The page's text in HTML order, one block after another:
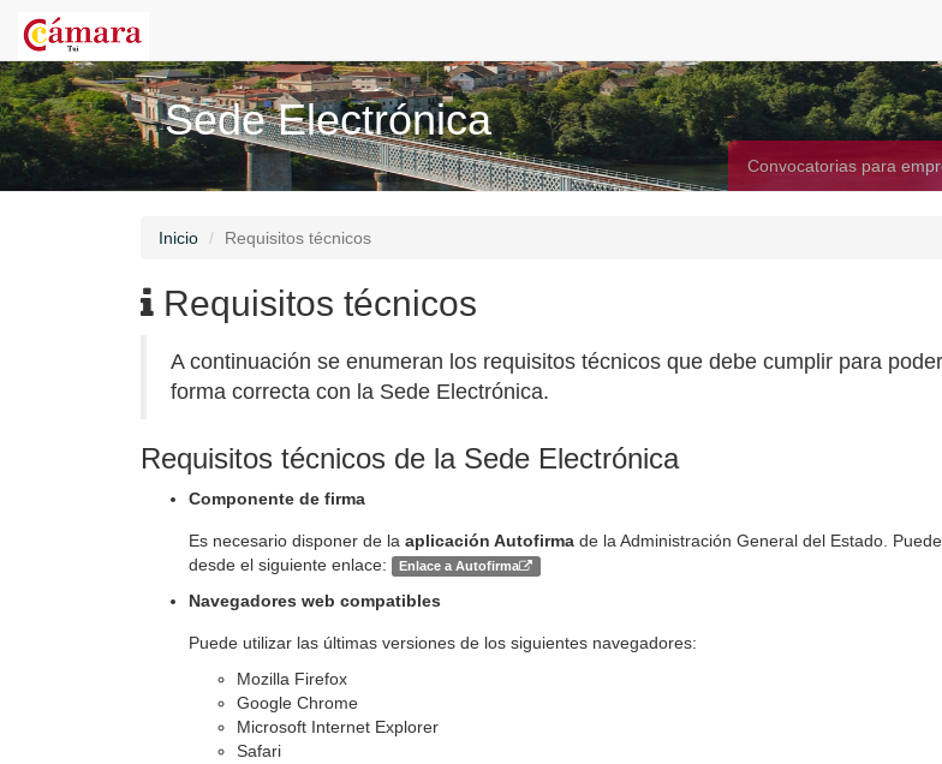
Sede Electrónica
Convocatorias para
Inicio Requisitos técnicos
Requisitos técnicos
A continuación se enumeran los requisitos técnicos que debe cumplir para
forma correcta con la Sede Electrónica.
Requisitos técnicos de la Sede Electrónica
Componente de firma
Es necesario disponer de la aplicación Autofirma de la Administración General del Estado.
desde el siguiente enlace:
Enlace a Autofirma
Navegadores web compatibles
Puede utilizar las últimas versiones de los siguientes navegadores:
Mozilla Firefox
Google Chrome
Microsoft Internet Explorer
Safari